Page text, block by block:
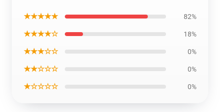
★★★★★ 82%
★★★★☆ 18%
★★★☆☆ 0%
★★☆☆☆ 0%
★☆☆☆☆ 0%